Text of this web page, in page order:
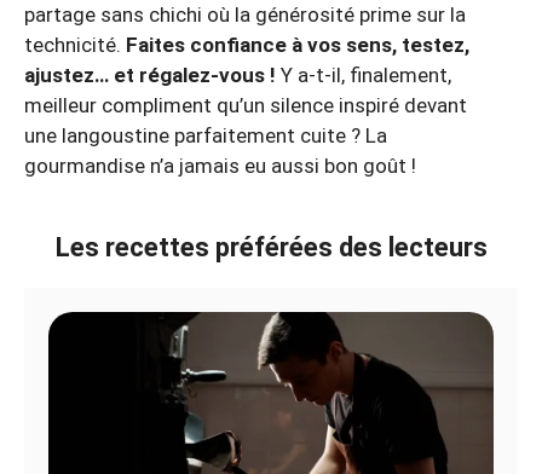
partage sans chichi où la générosité prime sur la
technicité. Faites confiance à vos sens, testez,
ajustez… et régalez-vous ! Y a-t-il, finalement,
meilleur compliment qu’un silence inspiré devant
une langoustine parfaitement cuite ? La
gourmandise n’a jamais eu aussi bon goût !
Les recettes préférées des lecteurs